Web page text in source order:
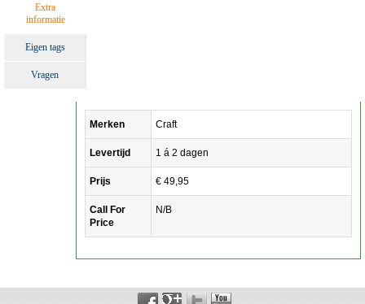
Extra
informatie
Eigen tags
Vragen
Merken Craft
Levertijd 1 á 2 dagen
Prijs € 49,95
Call For
Price
N/B